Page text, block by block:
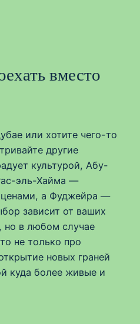
вместо
или хотите чего-то
другие
культурой, Абу-
эль-Хайма —
а Фуджейра —
зависит от ваших
но в любом случае
не только про
новых граней
куда более живые и